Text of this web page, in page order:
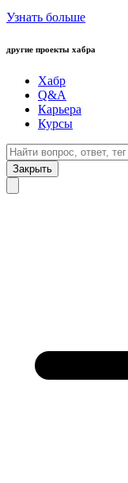
Узнать больше
другие проекты хабра
Хабр
Q&A
Карьера
Курсы
Закрыть